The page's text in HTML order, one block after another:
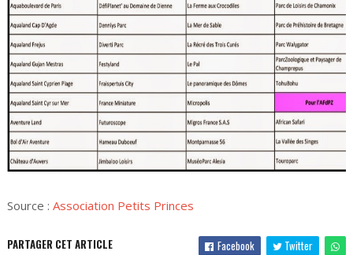
Source : Association Petits Princes
PARTAGER CET ARTICLE Facebook Twitter